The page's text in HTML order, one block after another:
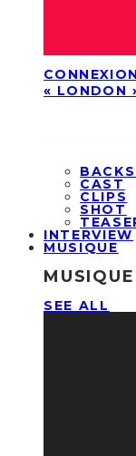
« LONDON
CAST
CLIPS
SHOT
INTERVIEW
MUSIQUE
MUSIQUE
SEE ALL